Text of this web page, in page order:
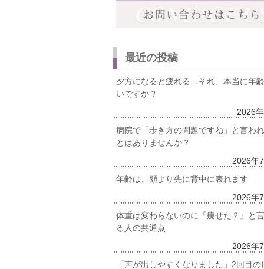
最近の投稿
夕方になると疲れる…それ、本当に年
いですか？
2026
病院で「歩き方の問題ですね」と言わ
とはありませんか？
2026年
年齢は、顔より先に背中に表れます
2026年
体重は変わらないのに『痩せた？』と
る人の共通点
2026年
「声が出しやすくなりました」2回目の